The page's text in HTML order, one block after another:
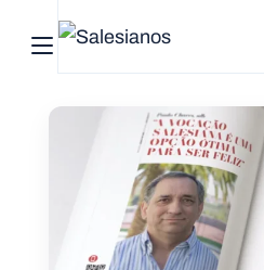
Abrir menu principal
Pesquisar no site
Início
Quem
somos